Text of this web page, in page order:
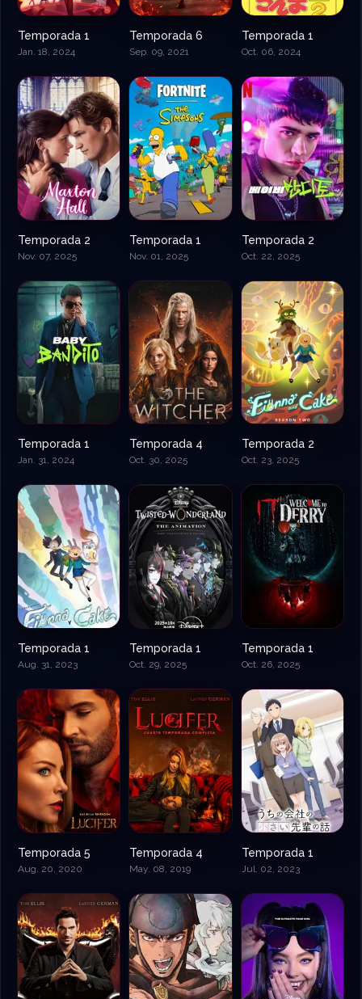
Temporada 1
Jan. 18, 2024
Temporada 6
Sep. 09, 2021
Temporada 1
Oct. 06, 2024
Temporada 2
Nov. 07, 2025
Temporada 1
Nov. 01, 2025
Temporada 2
Oct. 22, 2025
Temporada 1
Jan. 31, 2024
Temporada 4
Oct. 30, 2025
Temporada 2
Oct. 23, 2025
Temporada 1
Aug. 31, 2023
Temporada 1
Oct. 29, 2025
Temporada 1
Oct. 26, 2025
Temporada 5
Aug. 20, 2020
Temporada 4
May. 08, 2019
Temporada 1
Jul. 02, 2023